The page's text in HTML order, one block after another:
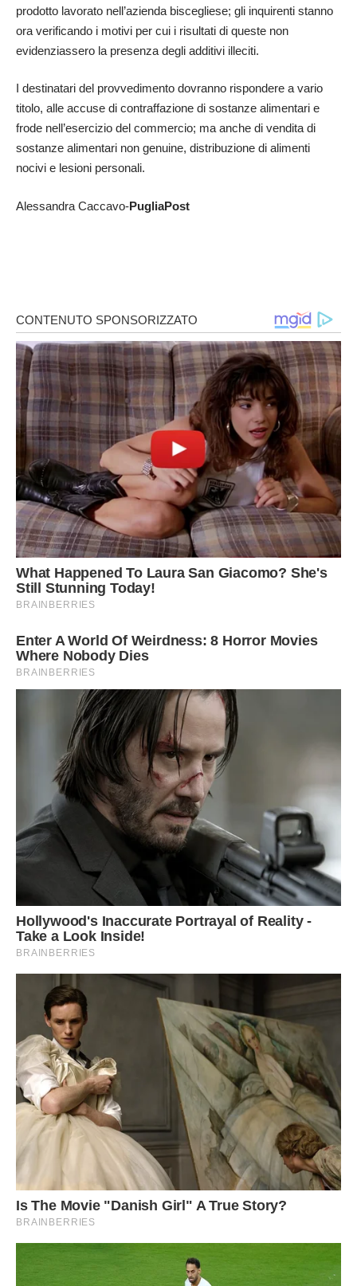
prodotto lavorato nell’azienda biscegliese; gli inquirenti stanno
ora verificando i motivi per cui i risultati di queste non
evidenziassero la presenza degli additivi illeciti.
I destinatari del provvedimento dovranno rispondere a vario
titolo, alle accuse di contraffazione di sostanze alimentari e
frode nell’esercizio del commercio; ma anche di vendita di
sostanze alimentari non genuine, distribuzione di alimenti
nocivi e lesioni personali.
Alessandra Caccavo-PugliaPost